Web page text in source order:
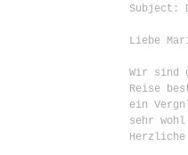
Subject:
Liebe
Wir sind
Reise
ein
sehr